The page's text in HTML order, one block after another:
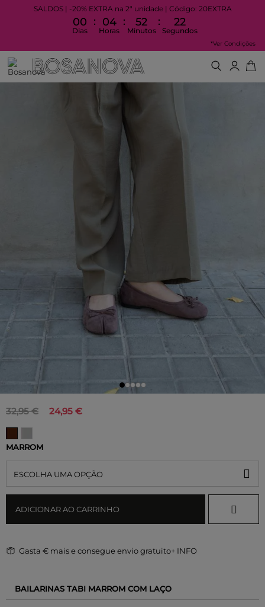
SALDOS | -20% EXTRA na 2ª unidade | Código: 20EXTRA
00
Dias
: 04
Horas
: 52
Minutos
: 21
Segundos
*Ver Condições
24,95 €
32,95 €
MARROM
ESCOLHA UMA OPÇÃO
ADICIONAR AO CARRINHO
Gasta € mais e consegue envio gratuito+ INFO
BAILARINAS TABI MARROM COM LAÇO